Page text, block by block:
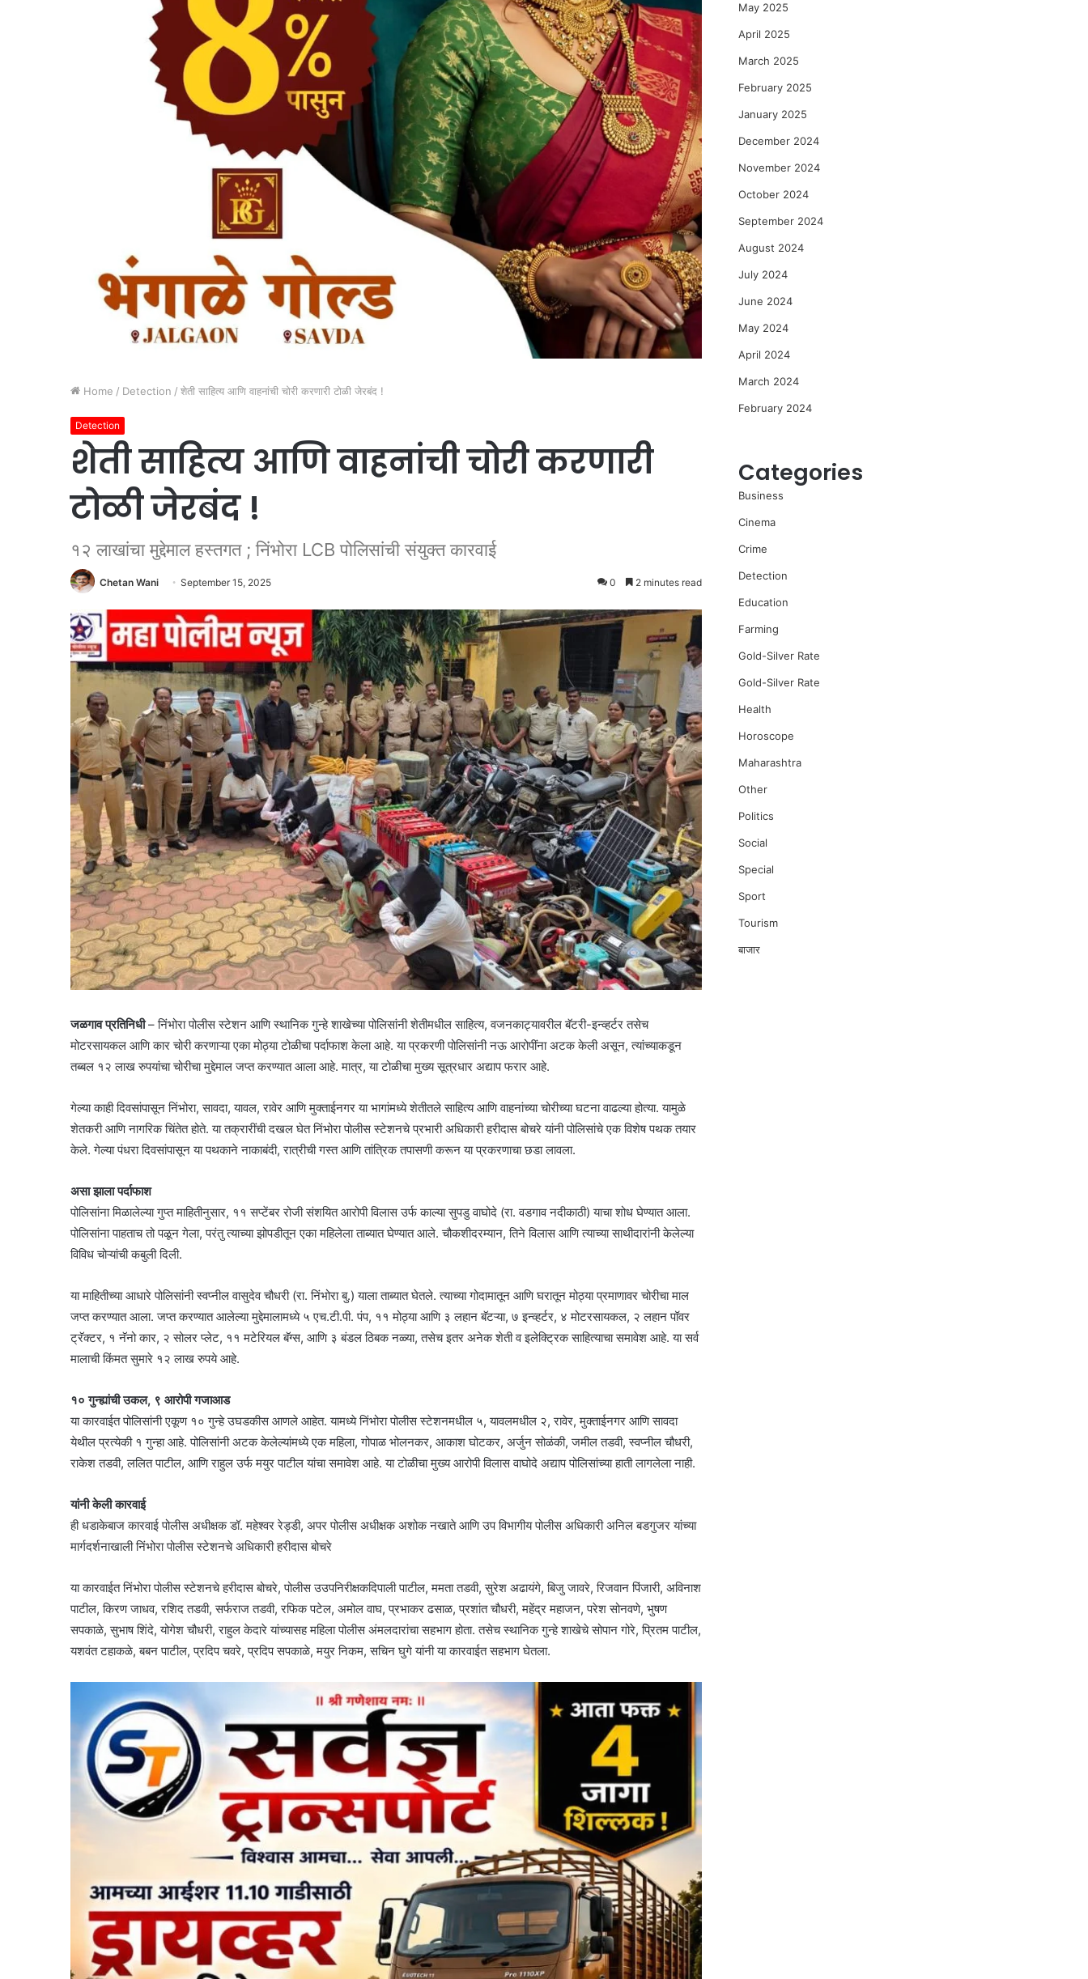
Home / Detection / शेती साहित्य आणि वाहनांची चोरी करणारी टोळी जेरबंद !
Detection
शेती साहित्य आणि वाहनांची चोरी करणारी
टोळी जेरबंद !
१२ लाखांचा मुद्देमाल हस्तगत ; निंभोरा LCB पोलिसांची संयुक्त कारवाई
Chetan Wani September 15, 2025 0 2 minutes read
​जळगाव प्रतिनिधी– निंभोरा पोलीस स्टेशन आणि स्थानिक गुन्हे शाखेच्या पोलिसांनी शेतीमधील साहित्य, वजनकाट्यावरील बॅटरी-इन्व्हर्टर तसेच
मोटरसायकल आणि कार चोरी करणाऱ्या एका मोठ्या टोळीचा पर्दाफाश केला आहे. या प्रकरणी पोलिसांनी नऊ आरोपींना अटक केली असून, त्यांच्याकडून
तब्बल १२ लाख रुपयांचा चोरीचा मुद्देमाल जप्त करण्यात आला आहे. मात्र, या टोळीचा मुख्य सूत्रधार अद्याप फरार आहे.
​गेल्या काही दिवसांपासून निंभोरा, सावदा, यावल, रावेर आणि मुक्ताईनगर या भागांमध्ये शेतीतले साहित्य आणि वाहनांच्या चोरीच्या घटना वाढल्या होत्या. यामुळे
शेतकरी आणि नागरिक चिंतेत होते. या तक्रारींची दखल घेत निंभोरा पोलीस स्टेशनचे प्रभारी अधिकारी हरीदास बोचरे यांनी पोलिसांचे एक विशेष पथक तयार
केले. गेल्या पंधरा दिवसांपासून या पथकाने नाकाबंदी, रात्रीची गस्त आणि तांत्रिक तपासणी करून या प्रकरणाचा छडा लावला.
असा झाला पर्दाफाश
​पोलिसांना मिळालेल्या गुप्त माहितीनुसार, ११ सप्टेंबर रोजी संशयित आरोपी विलास उर्फ काल्या सुपडु वाघोदे (रा. वडगाव नदीकाठी) याचा शोध घेण्यात आला.
पोलिसांना पाहताच तो पळून गेला, परंतु त्याच्या झोपडीतून एका महिलेला ताब्यात घेण्यात आले. चौकशीदरम्यान, तिने विलास आणि त्याच्या साथीदारांनी केलेल्या
विविध चोऱ्यांची कबुली दिली.
​या माहितीच्या आधारे पोलिसांनी स्वप्नील वासुदेव चौधरी (रा. निंभोरा बु.) याला ताब्यात घेतले. त्याच्या गोदामातून आणि घरातून मोठ्या प्रमाणावर चोरीचा माल
जप्त करण्यात आला. जप्त करण्यात आलेल्या मुद्देमालामध्ये ५ एच.टी.पी. पंप, ११ मोठ्या आणि ३ लहान बॅटऱ्या, ७ इन्व्हर्टर, ४ मोटरसायकल, २ लहान पॉवर
ट्रॅक्टर, १ नॅनो कार, २ सोलर प्लेट, ११ मटेरियल बॅग्स, आणि ३ बंडल ठिबक नळ्या, तसेच इतर अनेक शेती व इलेक्ट्रिक साहित्याचा समावेश आहे. या सर्व
मालाची किंमत सुमारे १२ लाख रुपये आहे.
१० गुन्ह्यांची उकल, ९ आरोपी गजाआड
​या कारवाईत पोलिसांनी एकूण १० गुन्हे उघडकीस आणले आहेत. यामध्ये निंभोरा पोलीस स्टेशनमधील ५, यावलमधील २, रावेर, मुक्ताईनगर आणि सावदा
येथील प्रत्येकी १ गुन्हा आहे. पोलिसांनी अटक केलेल्यांमध्ये एक महिला, गोपाळ भोलनकर, आकाश घोटकर, अर्जुन सोळंकी, जमील तडवी, स्वप्नील चौधरी,
राकेश तडवी, ललित पाटील, आणि राहुल उर्फ मयुर पाटील यांचा समावेश आहे. या टोळीचा मुख्य आरोपी विलास वाघोदे अद्याप पोलिसांच्या हाती लागलेला नाही.
यांनी केली कारवाई
​ही धडाकेबाज कारवाई पोलीस अधीक्षक डॉ. महेश्वर रेड्डी, अपर पोलीस अधीक्षक अशोक नखाते आणि उप विभागीय पोलीस अधिकारी अनिल बडगुजर यांच्या
मार्गदर्शनाखाली निंभोरा पोलीस स्टेशनचे अधिकारी हरीदास बोचरे
या कारवाईत निंभोरा पोलीस स्टेशनचे हरीदास बोचरे, पोलीस उउपनिरीक्षकदिपाली पाटील, ममता तडवी, सुरेश अढायंगे, बिजु जावरे, रिजवान पिंजारी, अविनाश
पाटील, किरण जाधव, रशिद तडवी, सर्फराज तडवी, रफिक पटेल, अमोल वाघ, प्रभाकर ढसाळ, प्रशांत चौधरी, महेंद्र महाजन, परेश सोनवणे, भुषण
सपकाळे, सुभाष शिंदे, योगेश चौधरी, राहुल केदारे यांच्यासह महिला पोलीस अंमलदारांचा सहभाग होता. तसेच स्थानिक गुन्हे शाखेचे सोपान गोरे, प्रितम पाटील,
यशवंत टहाकळे, बबन पाटील, प्रदिप चवरे, प्रदिप सपकाळे, मयुर निकम, सचिन घुगे यांनी या कारवाईत सहभाग घेतला.
May 2025
April 2025
March 2025
February 2025
January 2025
December 2024
November 2024
October 2024
September 2024
August 2024
July 2024
June 2024
May 2024
April 2024
March 2024
February 2024
Categories
Business
Cinema
Crime
Detection
Education
Farming
Gold-Silver Rate
Gold-Silver Rate
Health
Horoscope
Maharashtra
Other
Politics
Social
Special
Sport
Tourism
बाजार